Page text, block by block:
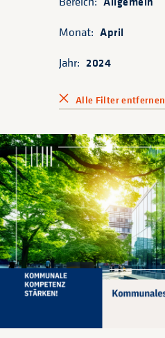
Monat: April
Jahr: 2024
Alle Filter entfernen